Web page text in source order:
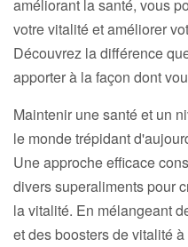
améliorant la santé, vous
votre vitalité et améliorer
Découvrez la différence
apporter à la façon dont
Maintenir une santé et un
le monde trépidant
Une approche efficace
divers superaliments pour
la vitalité. En mélangeant
et des boosters de vitalité